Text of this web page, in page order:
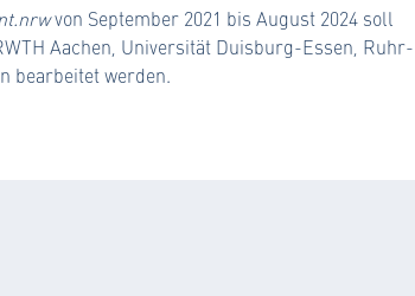
von September 2021 bis August 2024 soll
Aachen, Universität Duisburg-Essen, Ruhr-
bearbeitet werden.